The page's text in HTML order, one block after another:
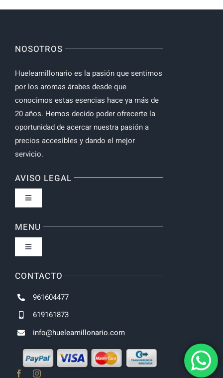
NOSOTROS
Hueleamillonario es la pasión que sentimos
por los aromas árabes desde que
conocimos estas esencias hace ya más de
20 años. Hemos decido poder ofrecerte la
oportunidad de acercar nuestra pasión a
precios accesibles y dando el mejor
servicio.
AVISO LEGAL
Toggle
Política de privacidad
MENU
Toggle
Inicio
UNISEX
HOMBRE
CONTACTO
961604477
619161873
info@hueleamillonario.com